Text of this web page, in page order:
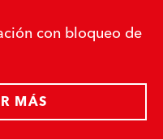
con bloqueo de
MÁS